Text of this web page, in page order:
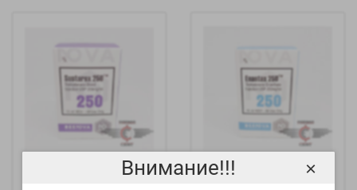
Внимание!!! ×